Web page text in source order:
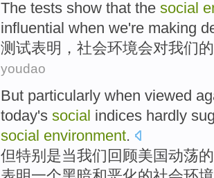
The tests show that the social
influential when we're making
测 试表明，社会环境会对我们
youdao
But particularly when viewed
today's social indices hardly
social environment.
但特别是当我们回顾美国动荡的